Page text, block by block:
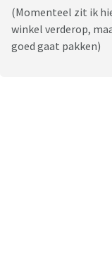
(Momenteel zit ik
winkel verderop,
goed gaat pakken)